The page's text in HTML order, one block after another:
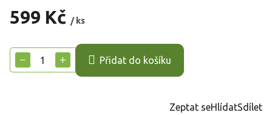
599 Kč / ks
cena:
+
− Přidat do košíku
Zeptat seHlídatSdílet